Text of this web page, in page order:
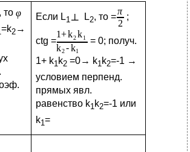
, то
=k2 →
Если L1 L2, то = ;
сtg =
= 0; получ.
1+ k1 k2 =0→ k1 k2=-1 →
условием перпенд.
прямых явл.
равенство k1k2=-1 или
k1=